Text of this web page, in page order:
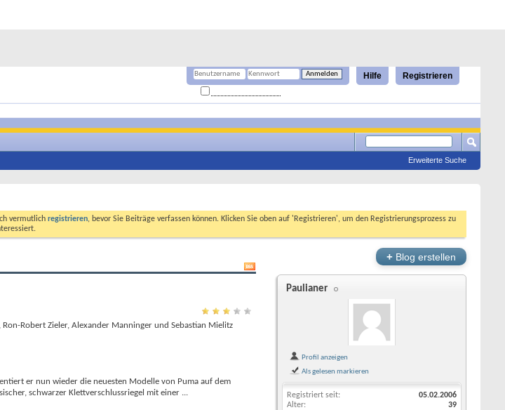
Registrieren
Hilfe
Erweiterte Suche
vermutlich registrieren, bevor Sie Beiträge verfassen können. Klicken Sie oben auf 'Registrieren', um den Registrierungsprozess zu
Robert Zieler, Alexander Manninger und Sebastian Mielitz
er nun wieder die neuesten Modelle von Puma auf dem
schwarzer Klettverschlussriegel mit einer ...
+ Blog erstellen
Paulianer
Profil anzeigen
Als gelesen markieren
Registriert seit
05.02.2006
Alter
39